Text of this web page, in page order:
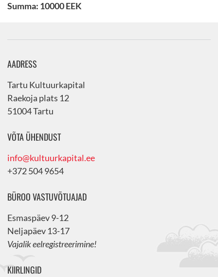
Summa: 10000 EEK
AADRESS
Tartu Kultuurkapital
Raekoja plats 12
51004 Tartu
VÕTA ÜHENDUST
info@kultuurkapital.ee
+372 504 9654
BÜROO VASTUVÕTUAJAD
Esmaspäev 9-12
Neljapäev 13-17
Vajalik eelregistreerimine!
KIIRLINGID